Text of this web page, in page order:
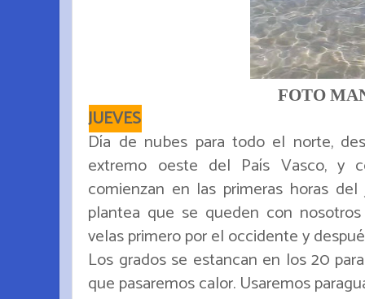
FOTO
JUEVES
Día de nubes para todo el norte,
extremo oeste del País Vasco, y
comienzan en las primeras horas
plantea que se queden con
velas primero por el occidente y
Los grados se estancan en los 20
que pasaremos calor. Usaremos